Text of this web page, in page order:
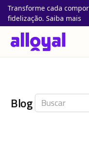
Transforme cada
fidelização. Saiba mais
Blog